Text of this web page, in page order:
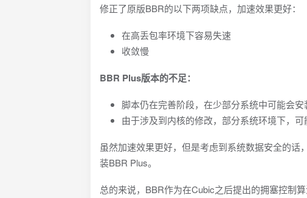
修正了原版BBR的以下两项缺点，加速效果更好：
在高丢包率环境下容易失速
收敛慢
BBR Plus版本的不足：
脚本仍在完善阶段，在少部分系统中可能会安
由于涉及到内核的修改，部分系统环境下，可
虽然加速效果更好，但是考虑到系统数据安全的
装BBR Plus。
总的来说，BBR作为在Cubic之后提出的拥塞控制